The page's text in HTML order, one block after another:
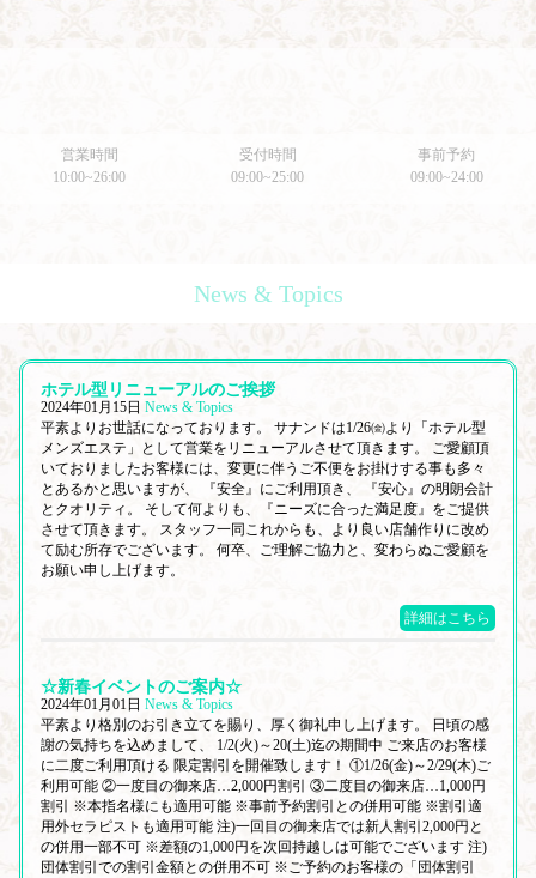
営業時間
10:00~26:00
受付時間
09:00~25:00
事前予約
09:00~24:00
News & Topics
ホテル型リニューアルのご挨拶
2024年01月15日 News & Topics
平素よりお世話になっております。 サナンドは1/26㈮より「ホテル型
メンズエステ」として営業をリニューアルさせて頂きます。 ご愛顧頂
いておりましたお客様には、変更に伴うご不便をお掛けする事も多々
とあるかと思いますが、 『安全』にご利用頂き、 『安心』の明朗会計
とクオリティ。 そして何よりも、『ニーズに合った満足度』をご提供
させて頂きます。 スタッフ一同これからも、より良い店舗作りに改め
て励む所存でございます。 何卒、ご理解ご協力と、変わらぬご愛顧を
お願い申し上げます。
詳細はこちら
☆新春イベントのご案内☆
2024年01月01日 News & Topics
平素より格別のお引き立てを賜り、厚く御礼申し上げます。 日頃の感
謝の気持ちを込めまして、 1/2(火)～20(土)迄の期間中 ご来店のお客様
に二度ご利用頂ける 限定割引を開催致します！ ①1/26(金)～2/29(木)ご
利用可能 ②一度目の御来店…2,000円割引 ③二度目の御来店…1,000円
割引 ※本指名様にも適用可能 ※事前予約割引との併用可能 ※割引適
用外セラピストも適用可能 注)一回目の御来店では新人割引2,000円と
の併用一部不可 ※差額の1,000円を次回持越しは可能でございます 注)
団体割引での割引金額との併用不可 ※ご予約のお客様の「団体割引